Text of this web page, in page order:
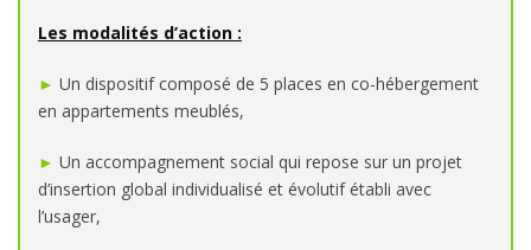
Les modalités d’action :
► Un dispositif composé de 5 places en co-hébergement
en appartements meublés,
► Un accompagnement social qui repose sur un projet
d’insertion global individualisé et évolutif établi avec
l’usager,